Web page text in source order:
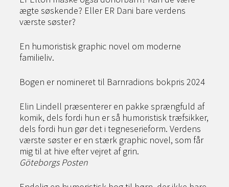
ægte søskende? Eller ER Dani bare verdens
værste søster?
En humoristisk graphic novel om moderne
familieliv.
Bogen er nomineret til Barnradions bokpris 2024
Elin Lindell præsenterer en pakke sprængfuld af
komik, dels fordi hun er så humoristisk træfsikker,
dels fordi hun gør det i tegneserieform. Verdens
værste søster er en stærk graphic novel, som får
mig til at hive efter vejret af grin.
Göteborgs Posten